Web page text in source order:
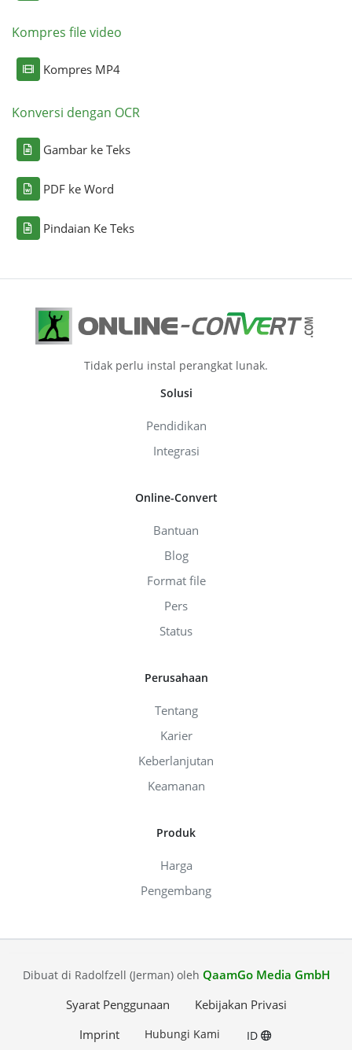
Kompres file video
Kompres MP4
Konversi dengan OCR
Gambar ke Teks
PDF ke Word
Pindaian Ke Teks
Tidak perlu instal perangkat lunak.
Solusi
Pendidikan
Integrasi
Online-Convert
Bantuan
Blog
Format file
Pers
Status
Perusahaan
Tentang
Karier
Keberlanjutan
Keamanan
Produk
Harga
Pengembang
Dibuat di Radolfzell (Jerman) oleh QaamGo Media GmbH
Syarat Penggunaan
Kebijakan Privasi
Imprint
Hubungi Kami ID